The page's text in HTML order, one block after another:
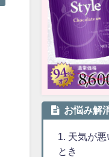
お悩み解
1. 天気が
とき